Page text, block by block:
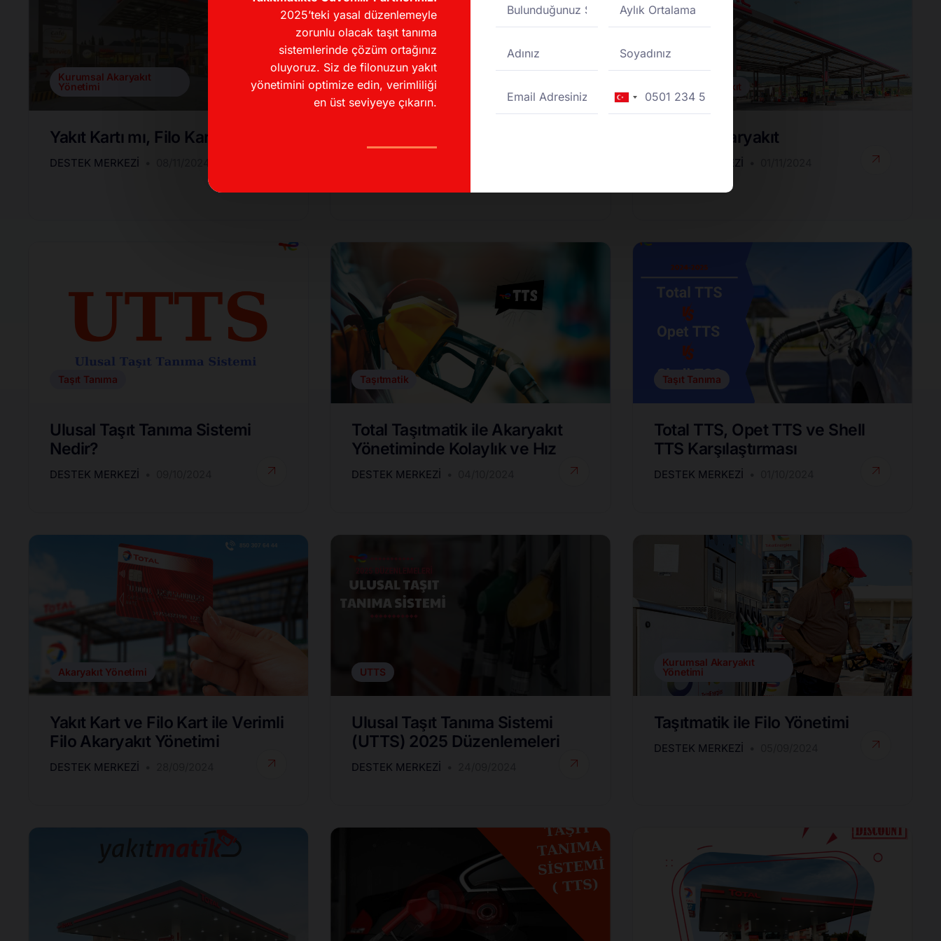
Kurumsal Akaryakıt
Yönetimi
Yakıt Kartı mı, Filo Kartı mı?
DESTEK MERKEZI
İndirimli Akaryakıt
Fırsatları
Toptan Akaryakıt
Toptan Akaryakıt
DESTEK MERKEZI
Taşıt Tanıma
Ulusal Taşıt Tanıma Sistemi
Nedir?
DESTEK MERKEZI
Taşıtmatik
Total Taşıtmatik ile Akaryakıt
Yönetiminde Kolaylık ve Hız
DESTEK MERKEZI
Taşıt Tanıma
Total TTS, Opet TTS ve Shell
TTS Karşılaştırması
DESTEK MERKEZI
Akaryakıt Yönetimi
Yakıt Kart ve Filo Kart ile Verimli
Filo Akaryakıt Yönetimi
DESTEK MERKEZI
UTTS
Ulusal Taşıt Tanıma Sistemi
(UTTS) 2025 Düzenlemeleri
DESTEK MERKEZI
Kurumsal Akaryakıt
Yönetimi
Taşıtmatik ile Filo Yönetimi
DESTEK MERKEZI
2025’teki yasal düzenlemeyle
zorunlu olacak taşıt tanıma
sistemlerinde çözüm ortağınız
oluyoruz. Siz de filonuzun yakıt
yönetimini optimize edin, verimliliği
en üst seviyeye çıkarın.
Turkey
+90